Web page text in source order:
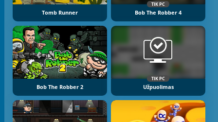
Tomb Runner
TIK PC
Bob The Robber 4
Bob The Robber 2
TIK PC
Užpuolimas